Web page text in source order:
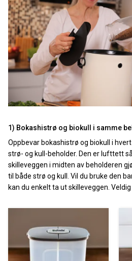
1) Bokashistrø og biokull i samme
Oppbevar bokashistrø og biokull i
strø- og kull-beholder. Den er lufttett
skilleveggen i midten av beholderen
til både strø og kull. Vil du bruke den
kan du enkelt ta ut skilleveggen.